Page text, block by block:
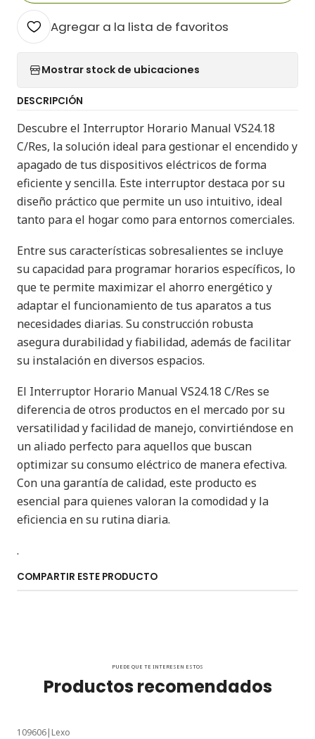
Agregar a la lista de favoritos
Mostrar stock de ubicaciones
DESCRIPCIÓN
Descubre el Interruptor Horario Manual VS24.18
C/Res, la solución ideal para gestionar el encendido y
apagado de tus dispositivos eléctricos de forma
eficiente y sencilla. Este interruptor destaca por su
diseño práctico que permite un uso intuitivo, ideal
tanto para el hogar como para entornos comerciales.
Entre sus características sobresalientes se incluye
su capacidad para programar horarios específicos, lo
que te permite maximizar el ahorro energético y
adaptar el funcionamiento de tus aparatos a tus
necesidades diarias. Su construcción robusta
asegura durabilidad y fiabilidad, además de facilitar
su instalación en diversos espacios.
El Interruptor Horario Manual VS24.18 C/Res se
diferencia de otros productos en el mercado por su
versatilidad y facilidad de manejo, convirtiéndose en
un aliado perfecto para aquellos que buscan
optimizar su consumo eléctrico de manera efectiva.
Con una garantía de calidad, este producto es
esencial para quienes valoran la comodidad y la
eficiencia en su rutina diaria.
.
COMPARTIR ESTE PRODUCTO
PUEDE QUE TE INTERESEN ESTOS
Productos recomendados
109606| Lexo